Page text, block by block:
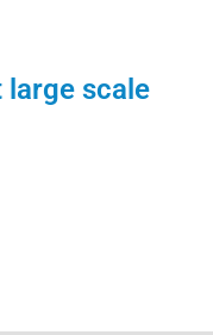
large scale